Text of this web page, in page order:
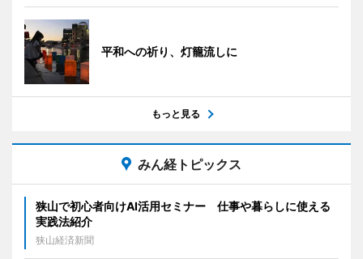
平和への祈り、灯籠流しに
もっと見る
みん経トピックス
狭山で初心者向けAI活用セミナー 仕事や暮らしに使える
実践法紹介
狭山経済新聞